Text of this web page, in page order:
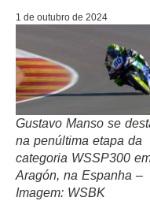
1 de outubro de 2024
Gustavo Manso se
na penúltima etapa da
categoria WSSP300
Aragón, na Espanha –
Imagem: WSBK